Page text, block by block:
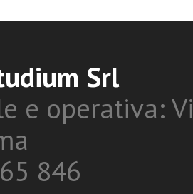
Srl
e operativa:
846